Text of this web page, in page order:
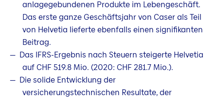
anlagegebundenen Produkte im Lebengeschäft.
Das erste ganze Geschäftsjahr von Caser als Teil
von Helvetia lieferte ebenfalls einen signifikanten
Beitrag.
Das IFRS-Ergebnis nach Steuern steigerte Helvetia
auf CHF 519.8 Mio. (2020: CHF 281.7 Mio.).
Die solide Entwicklung der
versicherungstechnischen Resultate, der